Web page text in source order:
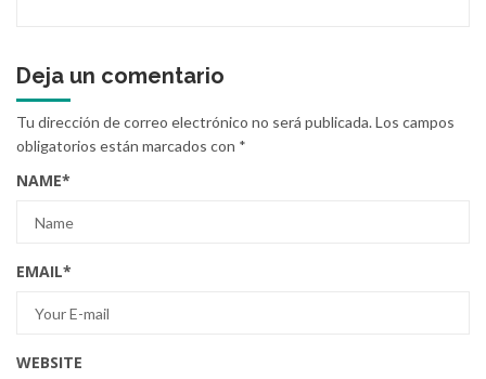
Deja un comentario
Tu dirección de correo electrónico no será publicada.Los campos
obligatorios están marcados con *
NAME*
EMAIL*
WEBSITE